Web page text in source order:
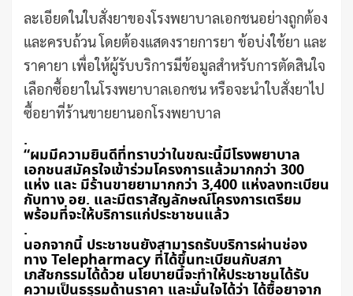
ละเอียดในใบสั่งยาของโรงพยาบาลเอกชนอย่างถูกต้อง
และครบถ้วน โดยต้องแสดงรายการยา ข้อบ่งใช้ยา และ
ราคายา เพื่อให้ผู้รับบริการมีข้อมูลสำหรับการตัดสินใจ
เลือกซื้อยาในโรงพยาบาลเอกชน หรือจะนำใบสั่งยาไป
ซื้อยาที่ร้านขายยานอกโรงพยาบาล
.
“ผมมีความยินดีที่ทราบว่าในขณะนี้มีโรงพยาบาล
เอกชนสมัครใจเข้าร่วมโครงการแล้วมากกว่า 300
แห่ง และ มีร้านขายยามากกว่า 3,400 แห่งลงทะเบียน
กับทาง อย. และมีตราสัญลักษณ์โครงการเตรียม
พร้อมที่จะให้บริการแก่ประชาชนแล้ว
.
นอกจากนี้ ประชาชนยังสามารถรับบริการผ่านช่อง
ทาง Telepharmacy ที่ได้ขึ้นทะเบียนกับสภา
เภสัชกรรมได้ด้วย นโยบายนี้จะทำให้ประชาชนได้รับ
ความเป็นธรรมด้านราคา และมั่นใจได้ว่า ได้ซื้อยาจาก